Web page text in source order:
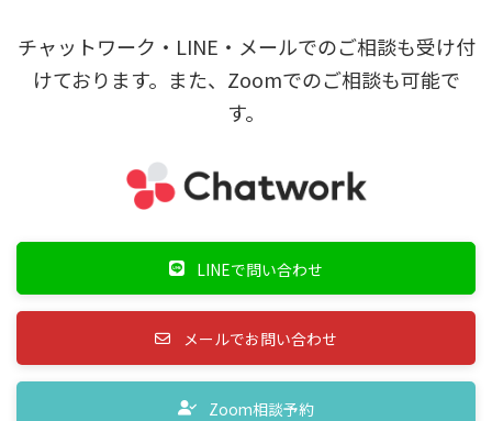
チャットワーク・LINE・メールでのご相談も受け付
けております。また、Zoomでのご相談も可能で
す。
LINEで問い合わせ
メールでお問い合わせ
Zoom相談予約